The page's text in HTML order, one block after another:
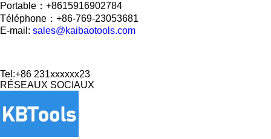
Portable：+8615916902784
Téléphone：+86-769-23053681
E-mail: sales@kaibaotools.com
Tel:+86 231xxxxxx23
RÉSEAUX SOCIAUX